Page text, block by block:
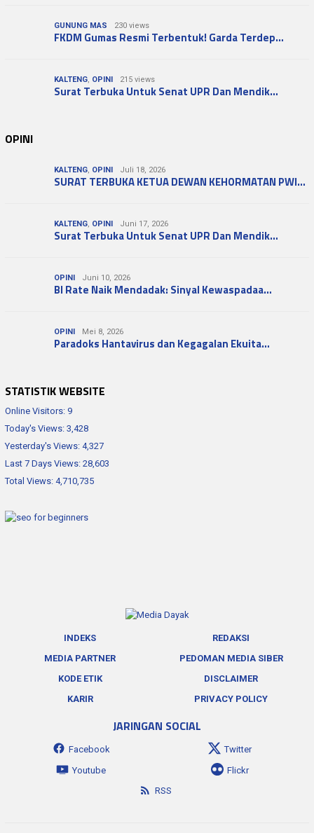
GUNUNG MAS 230 views
FKDM Gumas Resmi Terbentuk! Garda Terdep…
KALTENG OPINI 215 views
Surat Terbuka Untuk Senat UPR Dan Mendik…
OPINI
KALTENG OPINI Juli 18, 2026
SURAT TERBUKA KETUA DEWAN KEHORMATAN PWI…
KALTENG OPINI Juni 17, 2026
Surat Terbuka Untuk Senat UPR Dan Mendik…
OPINI Juni 10, 2026
BI Rate Naik Mendadak: Sinyal Kewaspadaa…
OPINI Mei 8, 2026
Paradoks Hantavirus dan Kegagalan Ekuita…
STATISTIK WEBSITE
Online Visitors: 9
Today's Views: 3,428
Yesterday's Views: 4,327
Last 7 Days Views: 28,603
Total Views: 4,710,735
INDEKS
REDAKSI
MEDIA PARTNER
PEDOMAN MEDIA SIBER
KODE ETIK
DISCLAIMER
KARIR
PRIVACY POLICY
JARINGAN SOCIAL
Facebook
Twitter
Youtube
Flickr
RSS